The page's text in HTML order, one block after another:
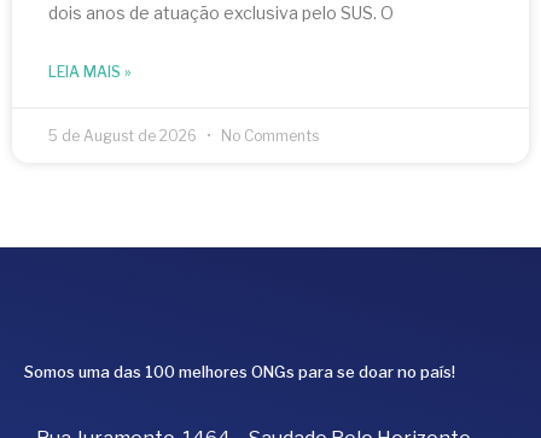
dois anos de atuação exclusiva pelo SUS. O
LEIA MAIS »
5 de August de 2026 No Comments
Somos uma das 100 melhores ONGs para se doar no país!